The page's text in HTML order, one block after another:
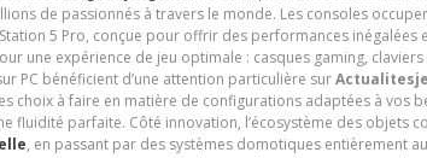
de passionnés à travers le monde. Les consoles
5 Pro, conçue pour offrir des performances inégalées
une expérience de jeu optimale : casques gaming,
PC bénéficient d’une attention particulière sur
choix à faire en matière de configurations adaptées à vos
parfaite. Côté innovation, l’écosystème des objets
, en passant par des systèmes domotiques entièrement